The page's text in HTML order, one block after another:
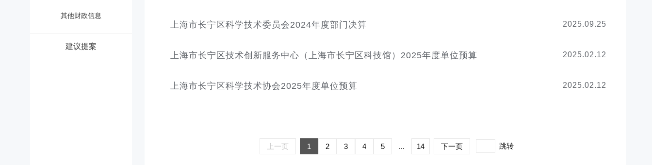
其他财政信息
建议提案
上海市长宁区科学技术委员会2024年度部门决算 2025.09.25
上海市长宁区技术创新服务中心（上海市长宁区科技馆）2025年度单位预算 2025.02.12
上海市长宁区科学技术协会2025年度单位预算 2025.02.12
上一页 1 2 3 4 5 ... 14 下一页 跳转